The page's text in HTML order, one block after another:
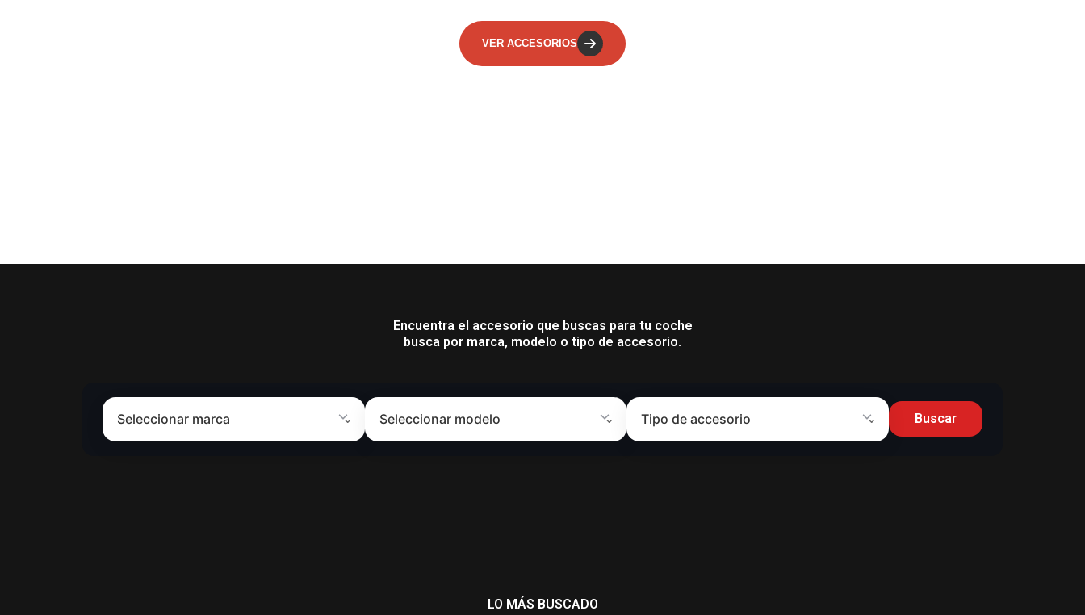
VER ACCESORIOS
Encuentra el accesorio que buscas para tu coche
busca por marca, modelo o tipo de accesorio.
Buscar
LO MÁS BUSCADO